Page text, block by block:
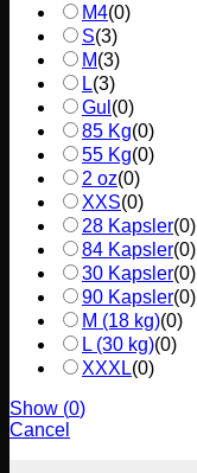
M4(0)
S(3)
M(3)
L(3)
Gul (0)
85 Kg(0)
55 Kg(0)
2 oz(0)
XXS(0)
28 Kapsler(0)
84 Kapsler(0)
30 Kapsler(0)
90 Kapsler(0)
M (18 kg)(0)
L (30 kg)(0)
XXXL(0)
Show (0)
Cancel